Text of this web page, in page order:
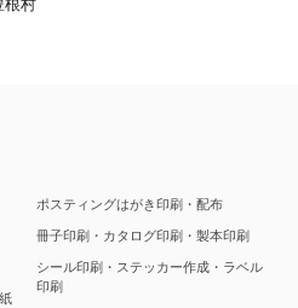
根村
ポスティングはがき印刷・配布
冊子印刷・カタログ印刷・製本印刷
シール印刷・ステッカー作成・ラベル
印刷